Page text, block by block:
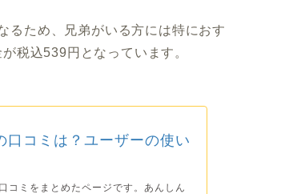
るため、兄弟がいる方には特におす
税込539円となっています。
口コミは？ユーザーの使い
コミをまとめたページです。あんしん